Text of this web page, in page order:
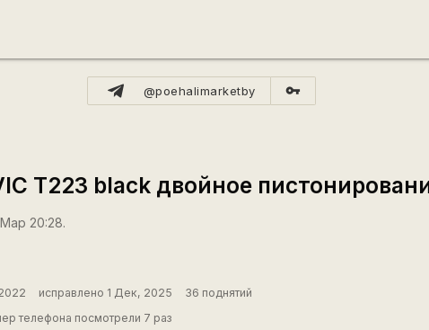
@poehalimarketby vpn_key
T223 black двойное
20:28.
исправлено 1 Дек, 2025
36 поднятий
телефона посмотрели 7 раз